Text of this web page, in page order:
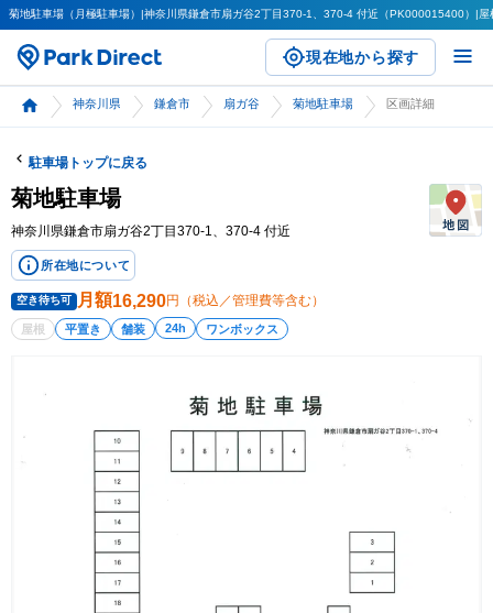
菊地駐車場（月極駐車場）|神奈川県鎌倉市扇ガ谷2丁目370-1、370-4 付近（PK000015400）|
現在地から探す
神奈川県 鎌倉市 扇ガ谷 菊地駐車場 区画詳細
駐車場トップに戻る
菊地駐車場
神奈川県鎌倉市扇ガ谷2丁目370-1、370-4 付近
所在地について
空き待ち可 月額16,290円（税込／管理費等含む）
屋根 平置き 舗装 24h ワンボックス